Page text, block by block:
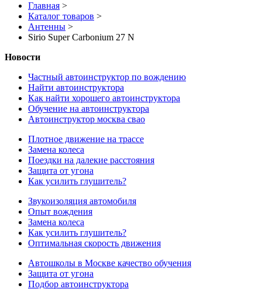
Главная >
Каталог товаров >
Антенны >
Sirio Super Carbonium 27 N
Новости
Частный автоинструктор по вождению
Найти автоинструктора
Как найти хорошего автоинструктора
Обучение на автоинструктора
Автоинструктор москва свао
Плотное движение на трассе
Замена колеса
Поездки на далекие расстояния
Защита от угона
Как усилить глушитель?
Звукоизоляция автомобиля
Опыт вождения
Замена колеса
Как усилить глушитель?
Оптимальная скорость движения
Автошколы в Москве качество обучения
Защита от угона
Подбор автоинструктора